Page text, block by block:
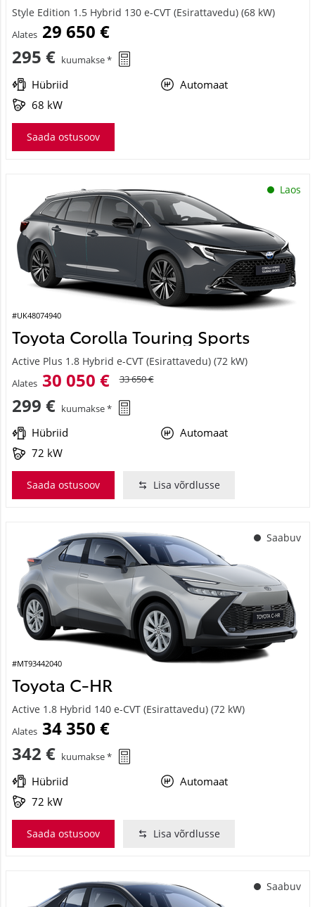
Style Edition 1.5 Hybrid 130 e-CVT (Esirattavedu) (68 kW)
Alates 29 650 €
295 € kuumakse *
Hübriid
Automaat
68 kW
Saada ostusoov
Laos
#UK48074940
Toyota Corolla Touring Sports
Active Plus 1.8 Hybrid e-CVT (Esirattavedu) (72 kW)
Alates 30 050 € 33 650 €
299 € kuumakse *
Hübriid
Automaat
72 kW
Saada ostusoov Lisa võrdlusse
Saabuv
#MT93442040
Toyota C-HR
Active 1.8 Hybrid 140 e-CVT (Esirattavedu) (72 kW)
Alates 34 350 €
342 € kuumakse *
Hübriid
Automaat
72 kW
Saada ostusoov Lisa võrdlusse
Saabuv